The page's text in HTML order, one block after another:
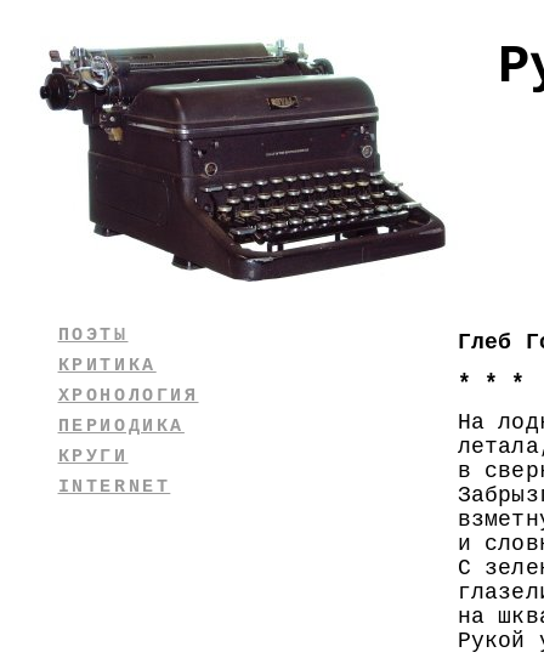
Глеб
* * *
На
в
и
С
на
Рукой
ПОЭТЫ
КРИТИКА
ХРОНОЛОГИЯ
ПЕРИОДИКА
КРУГИ
INTERNET